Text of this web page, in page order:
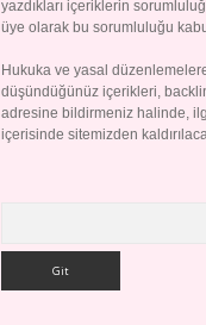
yazdıkları içeriklerin
üye olarak bu sorumluluğu
Hukuka ve yasal
düşündüğünüz içerikleri,
adresine bildirmeniz halinde,
içerisinde sitemizden